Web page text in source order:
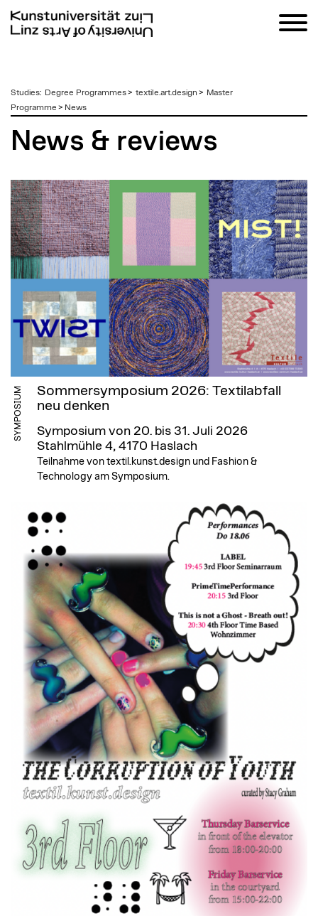
zum
Inhalt
Studies: Degree Programmes> textile.art.design > Master
Programme > News
News & reviews
SYMPOSIUM
Sommersymposium 2026: Textilabfall
neu denken
Symposium von 20. bis 31. Juli 2026
Stahlmühle 4, 4170 Haslach
Teilnahme von textil.kunst.design und Fashion &
Technology am Symposium.